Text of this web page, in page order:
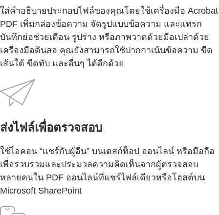
ใส่คำอธิบายประกอบไฟล์ของคุณโดยใช้เครื่องมือ Acrobat
PDF เพิ่มกล่องข้อความ จัดรูปแบบข้อความ และแทรก
บันทึกย่อช่วยเตือน รูปร่าง หรือภาพวาดด้วยมือเปล่าด้วย
เครื่องมือดินสอ คุณยังสามารถใช้ปากกาเน้นข้อความ ขีด
เส้นใต้ ขีดทับ และอื่นๆ ได้อีกด้วย
ส่งไฟล์เพื่อตรวจสอบ
ใช้ไอคอน “แชร์กับผู้อื่น” บนเดสก์ท็อป ออนไลน์ หรือมือถือ
เพื่อรวบรวมและประมวลความคิดเห็นจากผู้ตรวจสอบ
หลายคนใน PDF ออนไลน์ที่แชร์ไฟล์เดียวหรือโฮสต์บน
Microsoft SharePoint